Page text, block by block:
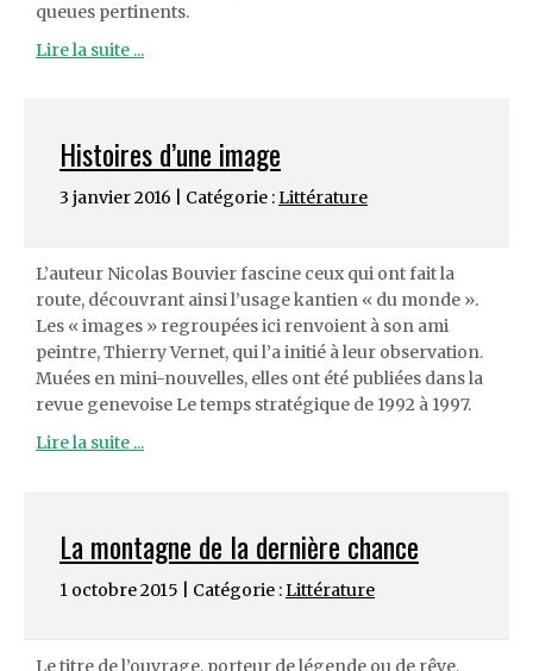
queues pertinents.
Lire la suite ...
Histoires d’une image
3 janvier 2016 | Catégorie :Littérature
L’auteur Nicolas Bouvier fascine ceux qui ont fait la
route, découvrant ainsi l’usage kantien « du monde ».
Les « images » regroupées ici renvoient à son ami
peintre, Thierry Vernet, qui l’a initié à leur observation.
Muées en mini-nouvelles, elles ont été publiées dans la
revue genevoise Le temps stratégique de 1992 à 1997.
Lire la suite ...
La montagne de la dernière chance
1 octobre 2015 | Catégorie :Littérature
Le titre de l’ouvrage, porteur de légende ou de rêve,